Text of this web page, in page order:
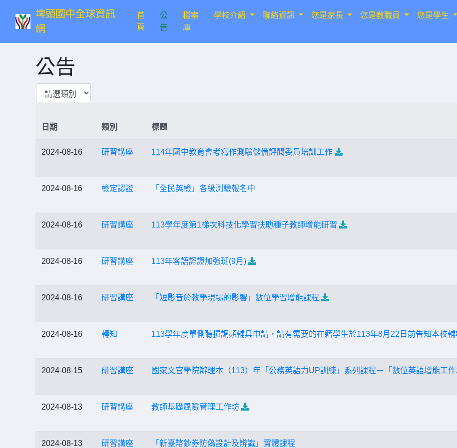
埤頭國中全球資訊
網
首
頁(current)
公
告
檔案
庫
學校介紹 聯絡資訊 您是家長 您是教職員 您是學生
公告
日期 類別 標題
2024-08-16 研習講座 114年國中教育會考寫作測驗儲備評閱委員培訓工作
2024-08-16 檢定認證 「全民英檢」各級測驗報名中
2024-08-16 研習講座 113學年度第1梯次科技化學習扶助種子教師增能研習
2024-08-16 研習講座 113年客語認證加強班(9月)
2024-08-16 研習講座 「短影音於教學現場的影響」數位學習增能課程
2024-08-16 轉知 113學年度單側聽損調頻輔具申請，請有需要的在籍學生於113年8月22日前告知本校輔
2024-08-15 研習講座 國家文官學院辦理本（113）年「公務英語力UP訓練」系列課程－「數位英語增能工
2024-08-13 研習講座 教師基礎風險管理工作坊
2024-08-13 研習講座 「新臺幣鈔券防偽設計及辨識」實體課程